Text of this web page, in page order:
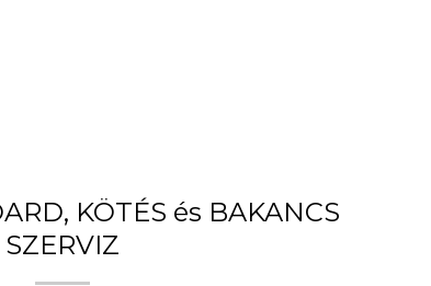
KÖTÉS és BAKANCS
SZERVIZ